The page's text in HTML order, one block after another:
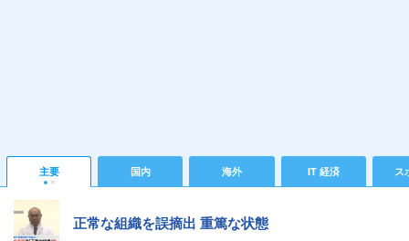
主要 国内 海外 IT 経済 ス
正常な組織を誤摘出 重篤な状態